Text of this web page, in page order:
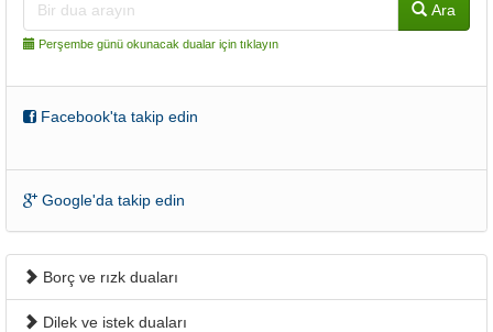
Ara
Perşembe günü okunacak dualar için tıklayın
Facebook'ta takip edin
Google'da takip edin
Borç ve rızk duaları
Dilek ve istek duaları